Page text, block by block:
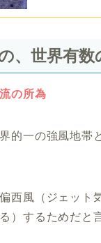
、世界有数
の所為
的一の強風地帯
西風（ジェット
）するためだと